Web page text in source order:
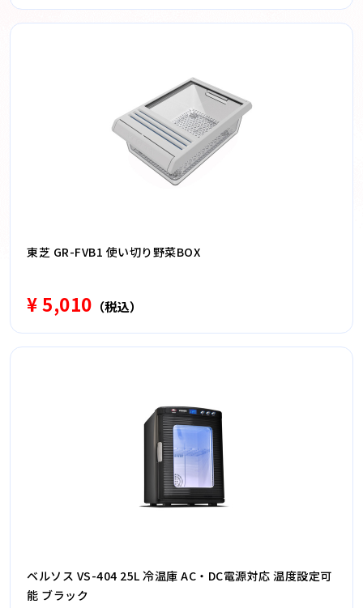
東芝 GR-FVB1 使い切り野菜BOX
¥ 5,010 （税込）
ベルソス VS-404 25L 冷温庫 AC・DC電源対応 温度設定可
能 ブラック